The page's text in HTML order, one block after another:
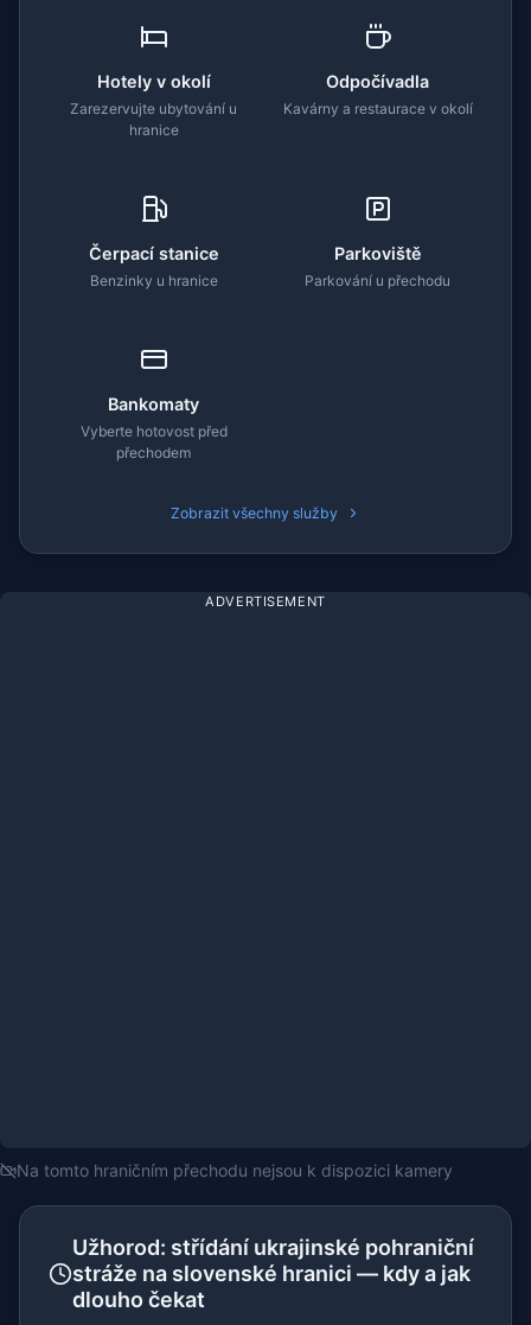
Hotely v okolí
Zarezervujte ubytování u
hranice
Odpočívadla
Kavárny a restaurace v okolí
Čerpací stanice
Benzinky u hranice
Parkoviště
Parkování u přechodu
Bankomaty
Vyberte hotovost před
přechodem
Zobrazit všechny služby
ADVERTISEMENT
Na tomto hraničním přechodu nejsou k dispozici kamery
Užhorod: střídání ukrajinské pohraniční
stráže na slovenské hranici — kdy a jak
dlouho čekat